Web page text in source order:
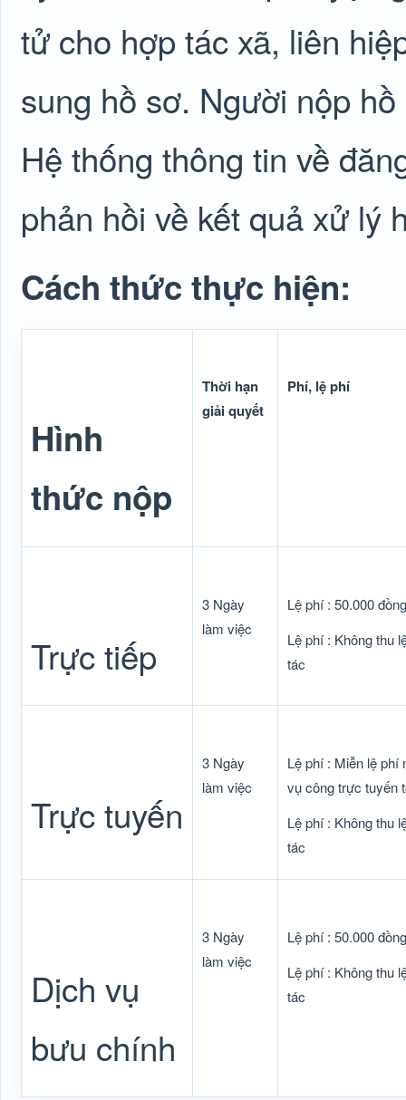
tử cho hợp tác xã, liên
sung hồ sơ. Người nộp
Hệ thống thông tin về
phản hồi về kết quả xử lý
Cách thức thực hiện:
Hình
thức nộp
Thời hạn
giải quyết
Phí, lệ phí
Trực tiếp
3 Ngày
làm việc
Lệ phí : 50.000
Lệ phí : Không thu
tác
Trực tuyến
3 Ngày
làm việc
Lệ phí : Miễn lệ phí
vụ công trực tuyến
Lệ phí : Không thu
tác
Dịch vụ
bưu chính
3 Ngày
làm việc
Lệ phí : 50.000
Lệ phí : Không thu
tác